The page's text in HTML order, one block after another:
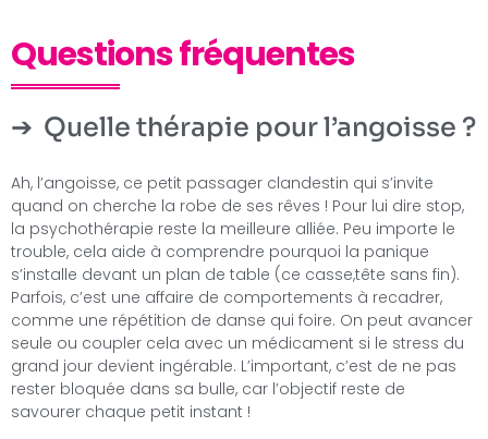
Questions fréquentes
Quelle thérapie pour l’angoisse ?
Ah, l’angoisse, ce petit passager clandestin qui s’invite
quand on cherche la robe de ses rêves ! Pour lui dire stop,
la psychothérapie reste la meilleure alliée. Peu importe le
trouble, cela aide à comprendre pourquoi la panique
s’installe devant un plan de table (ce casse,tête sans fin).
Parfois, c’est une affaire de comportements à recadrer,
comme une répétition de danse qui foire. On peut avancer
seule ou coupler cela avec un médicament si le stress du
grand jour devient ingérable. L’important, c’est de ne pas
rester bloquée dans sa bulle, car l’objectif reste de
savourer chaque petit instant !